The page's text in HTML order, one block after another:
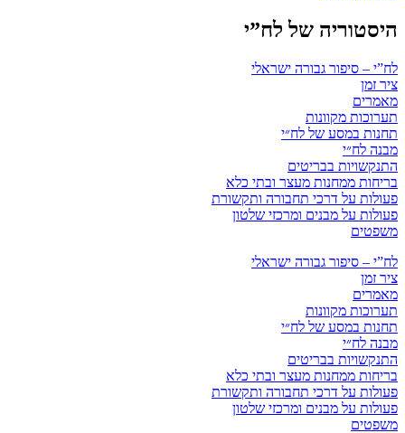
היסטוריה של לח”י
לח”י – סיפור גבורה ישראלי
ציר זמן
מאמרים
תערוכות מקוונות
תחנות במסע של לח״י
מבנה לח״י
התנקשויות בבריטים
בריחות ממחנות מעצר ובתי כלא
פעולות על דרכי תחבורה ותקשורת
פעולות על מבנים ומרכזי שלטון
משפטים
לח”י – סיפור גבורה ישראלי
ציר זמן
מאמרים
תערוכות מקוונות
תחנות במסע של לח״י
מבנה לח״י
התנקשויות בבריטים
בריחות ממחנות מעצר ובתי כלא
פעולות על דרכי תחבורה ותקשורת
פעולות על מבנים ומרכזי שלטון
משפטים